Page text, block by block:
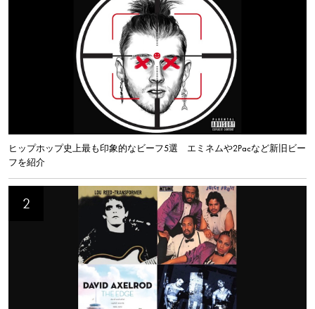
ヒップホップ史上最も印象的なビーフ5選 エミネムや2Pacなど新旧ビー
フを紹介